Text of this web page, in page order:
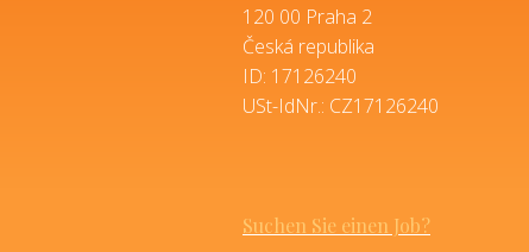
120 00 Praha 2
Česká republika
ID: 17126240
USt-IdNr.: CZ17126240
Suchen Sie einen Job?